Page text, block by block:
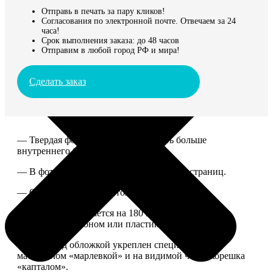
Отправь в печать за пару кликов!
Согласования по электронной почте. Отвечаем за 24
часа!
Срок выполнения заказа: до 48 часов
Отправим в любой город РФ и мира!
Сделать заказ
— Твердая фотообложка, размер чуть больше
внутреннего блока.
— В фотокниге может быть от 20 до 100 страниц.
— Страницы плотные, толщина 1 мм.
— Книга раскрывается на 180 градусов, развороты
укреплены картоном или пластиком.
— Блок под обложкой укреплен специальным
материалом «марлевкой» и на видимой части корешка
«капталом».